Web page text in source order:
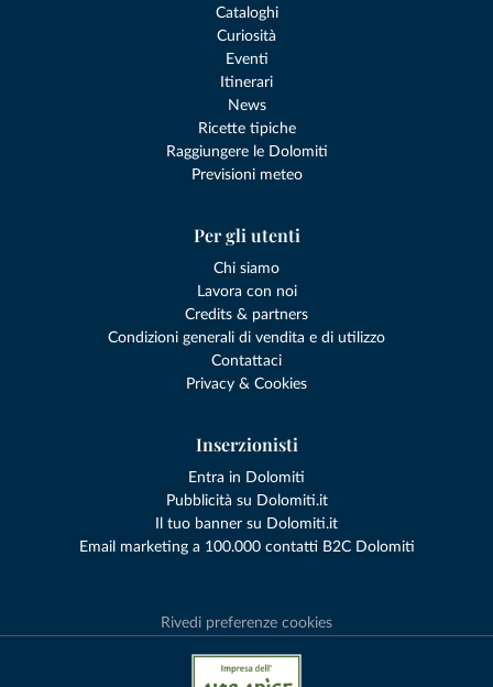
Cataloghi
Curiosità
Eventi
Itinerari
News
Ricette tipiche
Raggiungere le Dolomiti
Previsioni meteo
Per gli utenti
Chi siamo
Lavora con noi
Credits & partners
Condizioni generali di vendita e di utilizzo
Contattaci
Privacy & Cookies
Inserzionisti
Entra in Dolomiti
Pubblicità su Dolomiti.it
Il tuo banner su Dolomiti.it
Email marketing a 100.000 contatti B2C Dolomiti
Rivedi preferenze cookies